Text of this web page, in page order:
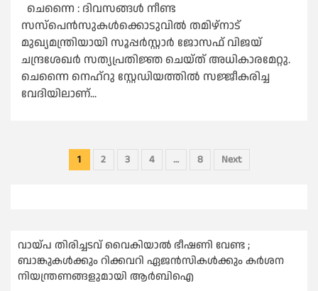
ചെന്നൈ : ദിവസങ്ങൾ നീണ്ട
സസ്‌പെൻസുകൾക്കൊടുവിൽ തമിഴ്‌നാട്
മുഖ്യമന്ത്രിയായി സൂപ്പർസ്റ്റാർ ജോസഫ് വിജയ്
ചന്ദ്രശേഖർ സത്യപ്രതിജ്ഞ ചെയ്ത് അധികാരമേറ്റു.
ചെന്നൈ നെഹ്‌റു സ്റ്റേഡിയത്തിൽ സജ്ജീകരിച്ച
വേദിയിലാണ്...
Posts
1 2 3 4 … 8 Next
വായ്പ തിരിച്ചടവ് വൈകിയാല്‍ ഭീഷണി വേണ്ട ;
ബാങ്കുകള്‍ക്കും റിക്കവറി ഏജൻസികള്‍ക്കും കര്‍ശന
നിയന്ത്രണങ്ങളുമായി ആര്‍ബിഐ